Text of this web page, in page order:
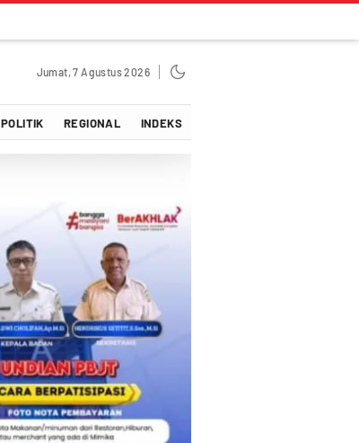
Jumat, 7 Agustus 2026
POLITIK REGIONAL INDEKS